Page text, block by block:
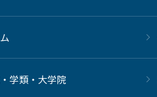
学類・大学院